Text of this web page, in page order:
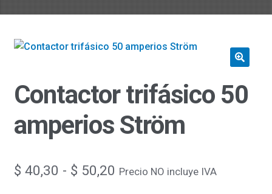
Contactor trifásico 50
amperios Ström
$ 40,30 - $ 50,20 Rango
Precio NO incluye IVA